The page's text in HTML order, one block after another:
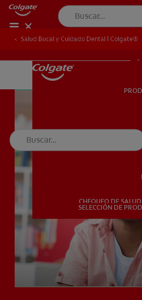
PARA
CHEQUEO DE SALUD
SELECCIÓN DE
Salud Bucal y Cuidado Dental | Colgate®